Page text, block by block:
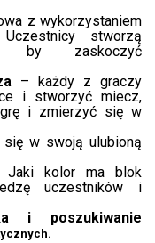
z wykorzystaniem
stworzą
by zaskoczyć
– każdy z graczy
i stworzyć miecz,
i zmierzyć się w
w swoją ulubioną
kolor ma blok
uczestników i
i poszukiwanie